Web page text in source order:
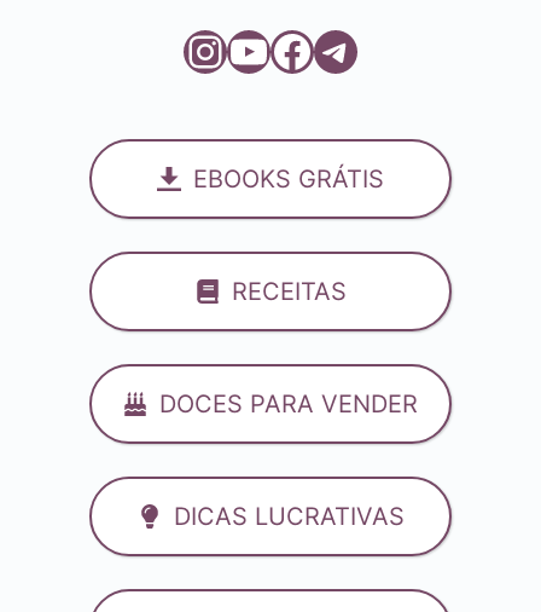
Instagram
Youtube
Facebook
Telegram
EBOOKS GRÁTIS
RECEITAS
DOCES PARA VENDER
DICAS LUCRATIVAS